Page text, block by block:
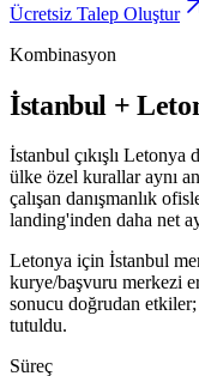
Ücretsiz Talep Oluştur
Kombinasyon
İstanbul +
İstanbul çıkışlı Letonya
ülke özel kurallar aynı
çalışan danışmanlık
landing'inden daha net
Letonya için İstanbul
kurye/başvuru merkezi
sonucu doğrudan
tutuldu.
Süreç